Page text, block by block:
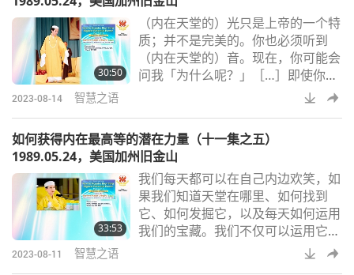
么？该了解我们是宇宙中最伟大的众
生。Q：各位女士、先生，晚安。清
海无上师（纯素者）出生于一个富裕
的悠乐（越南）家庭。她小时候，每
逢周日，总是跟随
30:50
（内在天堂的）光只是上帝的一个特
质；并不是完美的。你也必须听到
（内在天堂的）音。现在，你可能会
问我「为什么呢？」［…］即使你内
在的眼睛是睁开的，它和外在眼睛的
作用一样，意味着无论你看哪个方
同。即使我们肉体的耳朵也有多维的
功能。［…］而我们内在的耳朵也一
样。你可以彻听八方。因此，我们变
得无所不知。明白了吗？（明白
了。）因此，在中国古代也如此，大
多数的明师不得不把自己隐藏
2023-08-14 智慧之语
如何获得内在最高等的潜在力量（十一集之五）
1989.05.24，美国加州旧金山
33:53
我们每天都可以在自己内边欢笑，如
果我们知道天堂在哪里、如何找到
它、如何发掘它，以及每天如何运用
我们的宝藏。我们不仅可以运用它，
还可以把它分送出去。认识内在天堂
的人会在他或她的周围散发出一种美
2023-08-11 智慧之语